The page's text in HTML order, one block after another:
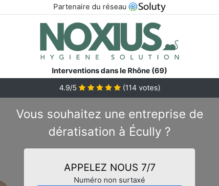
Partenaire du réseau
Interventions dans le Rhône (69)
4.9/5
(114 votes)
Vous souhaitez une entreprise de
dératisation à Écully ?
APPELEZ NOUS 7/7
Numéro non surtaxé